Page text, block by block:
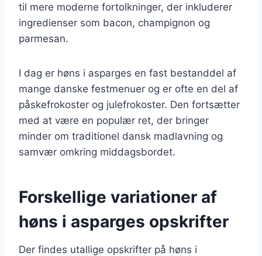
til mere moderne fortolkninger, der inkluderer
ingredienser som bacon, champignon og
parmesan.
I dag er høns i asparges en fast bestanddel af
mange danske festmenuer og er ofte en del af
påskefrokoster og julefrokoster. Den fortsætter
med at være en populær ret, der bringer
minder om traditionel dansk madlavning og
samvær omkring middagsbordet.
Forskellige variationer af
høns i asparges opskrifter
Der findes utallige opskrifter på høns i